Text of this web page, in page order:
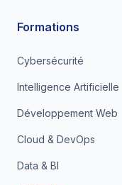
Formations
Cybersécurité
Intelligence Artificielle
Développement Web
Cloud & DevOps
Data & BI